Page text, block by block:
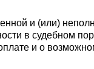
и (или)
в судебном
и о